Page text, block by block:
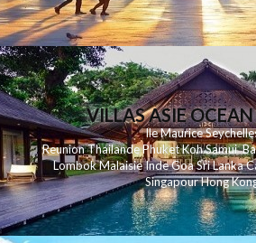
VILLAS ASIE
Ile Maurice
ReunionThailandePhuketKohSamui
LombokMalaisieIndeGoaSri Lanka
SingapourHong